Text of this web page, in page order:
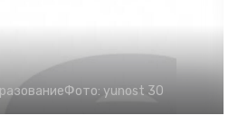
Фото: yunost 30